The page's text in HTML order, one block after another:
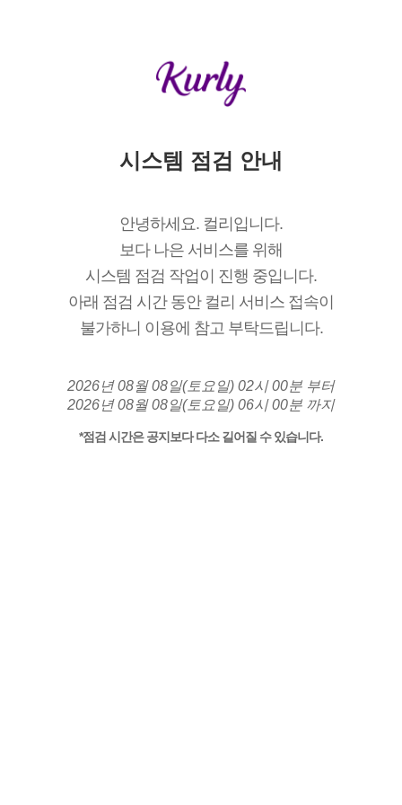
시스템 점검 안내
안녕하세요. 컬리입니다.
보다 나은 서비스를 위해
시스템 점검 작업이 진행 중입니다.
아래 점검 시간 동안 컬리 서비스 접속이
불가하니 이용에 참고 부탁드립니다.
2026년 08월 08일(토요일) 02시 00분 부터
2026년 08월 08일(토요일) 06시 00분 까지
*점검 시간은 공지보다 다소 길어질 수 있습니다.